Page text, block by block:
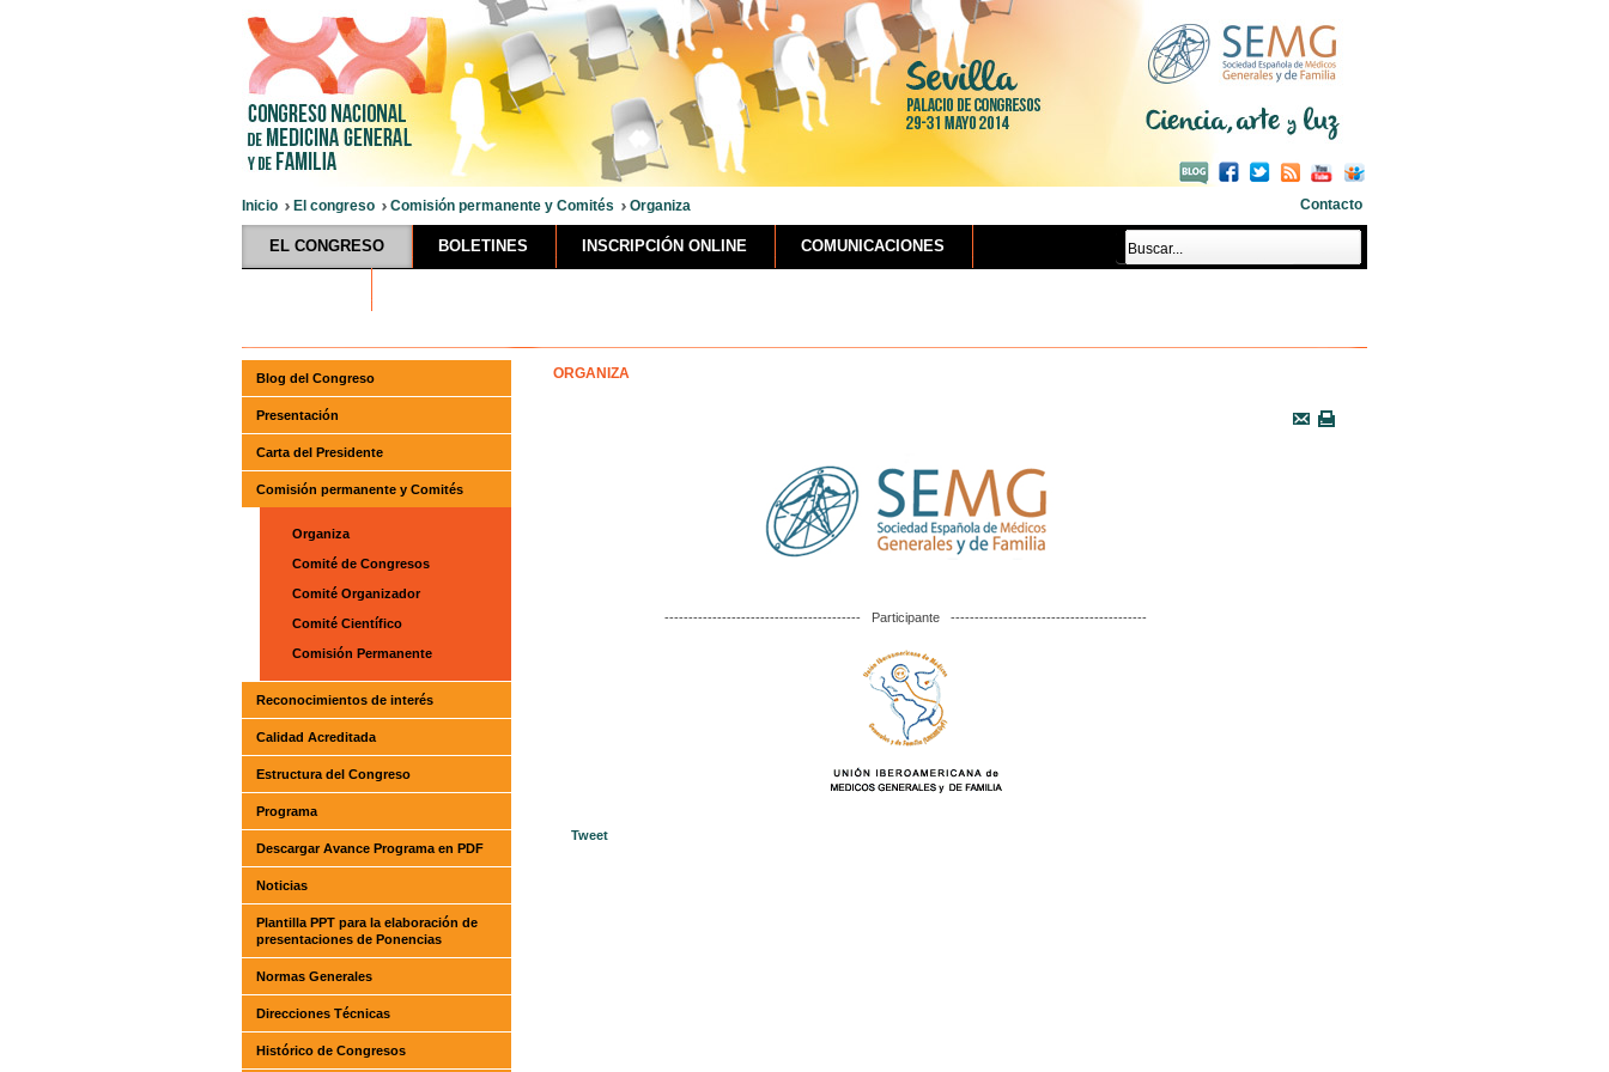
Inicio El congreso Comisión permanente y Comités Organiza Contacto
EL CONGRESO BOLETINES INSCRIPCIÓN ONLINE COMUNICACIONES
ORGANIZA
----------------------------------------- Participante -----------------------------------------
Tweet
Blog del Congreso
Presentación
Carta del Presidente
Comisión permanente y Comités
Organiza
Comité de Congresos
Comité Organizador
Comité Científico
Comisión Permanente
Reconocimientos de interés
Calidad Acreditada
Estructura del Congreso
Programa
Descargar Avance Programa en PDF
Noticias
Plantilla PPT para la elaboración de
presentaciones de Ponencias
Normas Generales
Direcciones Técnicas
Histórico de Congresos